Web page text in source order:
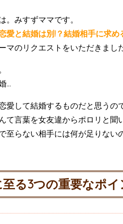
。みすずママです。
愛と結婚は別!？結婚相手に求め
マのリクエストをいただきました
…
愛して結婚するものだと思うの
て言葉を女友違からポロリと聞
至らない相手には何が足りない
る3つの重要なポイ